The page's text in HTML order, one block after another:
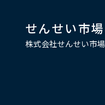
せんせい市場
株式会社せんせい市場